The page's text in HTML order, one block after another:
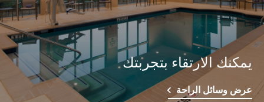
يمكنك الارتقاء بتجربتك
عرض وسائل الراحة